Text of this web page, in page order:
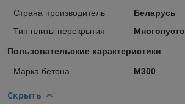
Страна производитель
Беларусь
Тип плиты перекрытия
Пользовательские характеристики
Марка бетона M300
Скрыть